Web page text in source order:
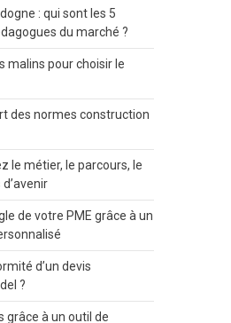
: qui sont les 5
du marché ?
malins pour choisir le
des normes construction
le métier, le parcours, le
de votre PME grâce à un
d’un devis
?
grâce à un outil de